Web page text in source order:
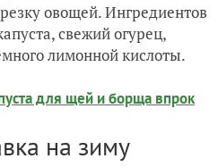
овощей. Ингредиентов
свежий огурец,
лимонной кислоты.
для щей и борща впрок
на зиму